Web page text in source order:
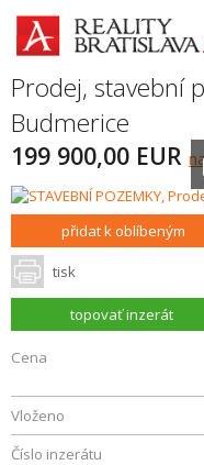
Prodej, stavební
Budmerice
199 900,00 EUR
přidat k oblíbeným
tisk
topovať inzerát
Cena
Vloženo
Číslo inzerátu